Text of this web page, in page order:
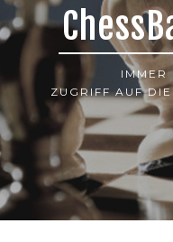
IMMER
ZUGRIFF AUF